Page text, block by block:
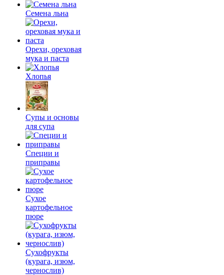
Семена льна
Орехи, ореховая
мука и паста
Хлопья
Супы и основы
для супа
Специи и
приправы
Сухое
картофельное
пюре
Сухофрукты
(курага, изюм,
чернослив)